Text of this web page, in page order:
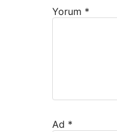
Yorum *
Ad *